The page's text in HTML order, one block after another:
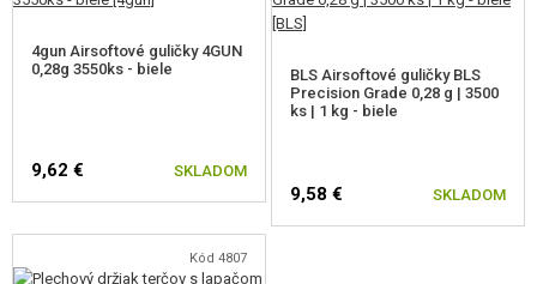
4gun Airsoftové guličky 4GUN
0,28g 3550ks - biele
9,62 € SKLADOM
BLS Airsoftové guličky BLS
Precision Grade 0,28 g | 3500
ks | 1 kg - biele
9,58 € SKLADOM
Kód 4807